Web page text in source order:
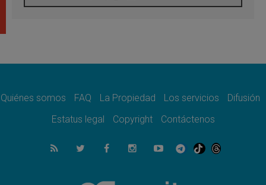
León XIV visitará el Santuario de la Madre
07.08.2026
07.08.2026
el compromiso del cristiano"
La matanza de niños en Gaza no cesa: 300
muertos en 300 días
Tagle: La guerra desfigura el mundo, solo la
Quiénes somos FAQ La Propiedad Los servicios
Difusión
Estatus legal
Copyright Contáctenos